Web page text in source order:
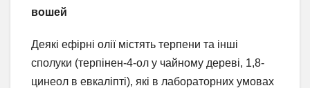
вошей
Деякі ефірні олії містять терпени та інші
сполуки (терпінен-4-ол у чайному дереві, 1,8-
цинеол в евкаліпті), які в лабораторних умовах